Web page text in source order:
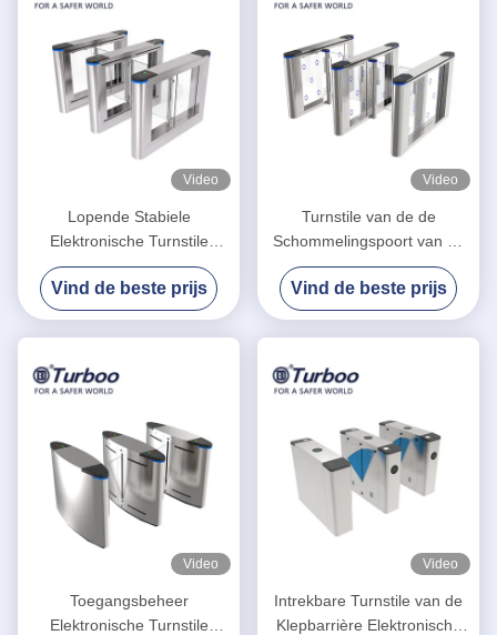
Video
Lopende Stabiele
Elektronische Turnstile
Poorten, de Voetpoort van
de Schommelingsbarrière
Vind de beste prijs
Video
Turnstile van de de
Schommelingspoort van de
veiligheidscontrole/de
Glijdende Acrylraad van
Barrièrepoorten
Vind de beste prijs
Video
Toegangsbeheer
Elektronische Turnstile
Video
Intrekbare Turnstile van de
Klepbarrière Elektronische